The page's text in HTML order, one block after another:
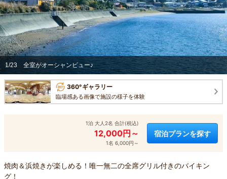
1/23 全室がオーシャンビュー♪
360°ギャラリー
臨場感ある画像で施設の様子を体験
1泊 大人2名 合計(税込)
12,000円～
1名 6,000円～
宿泊プランを探す
焼肉＆浜焼きが楽しめる！唯一無二の全席グリル付きのバイキン
グ！